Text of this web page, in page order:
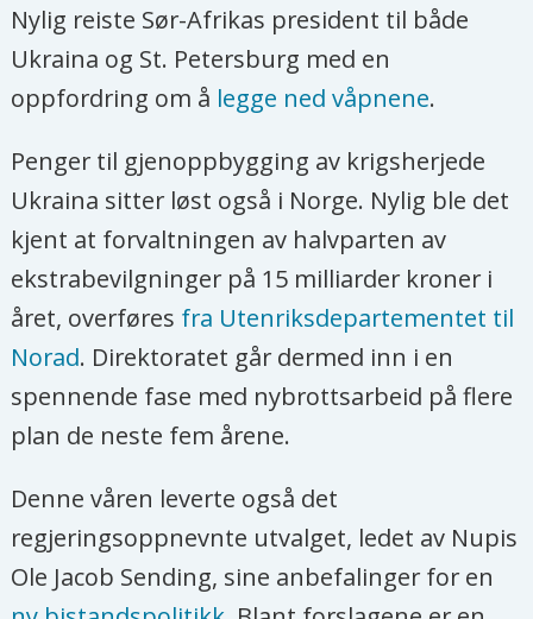
Nylig reiste Sør-Afrikas president til både
Ukraina og St. Petersburg med en
oppfordring om å legge ned våpnene.
Penger til gjenoppbygging av krigsherjede
Ukraina sitter løst også i Norge. Nylig ble det
kjent at forvaltningen av halvparten av
ekstrabevilgninger på 15 milliarder kroner i
året, overføres fra Utenriksdepartementet til
Norad. Direktoratet går dermed inn i en
spennende fase med nybrottsarbeid på flere
plan de neste fem årene.
Denne våren leverte også det
regjeringsoppnevnte utvalget, ledet av Nupis
Ole Jacob Sending, sine anbefalinger for en